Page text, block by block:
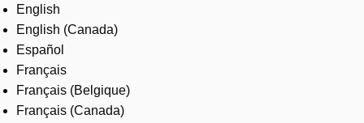
Careers
English
English (Canada)
Español
Français
Français (Belgique)
Français (Canada)